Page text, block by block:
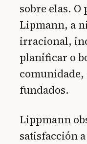
sobre elas. O
Lipmann, a
irracional,
planificar o
comunidade,
fundados.
Lippmann
satisfacción